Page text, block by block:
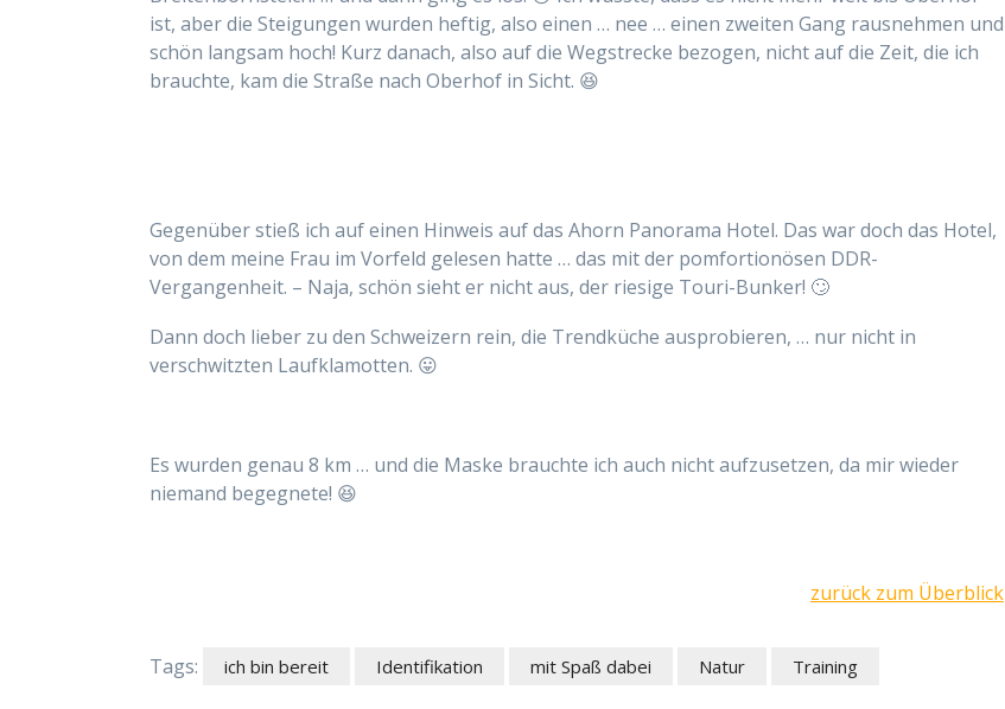
ist, aber die Steigungen wurden heftig, also einen … nee … einen zweiten Gang rausnehmen und
schön langsam hoch! Kurz danach, also auf die Wegstrecke bezogen, nicht auf die Zeit, die ich
brauchte, kam die Straße nach Oberhof in Sicht. 😆
Gegenüber stieß ich auf einen Hinweis auf das Ahorn Panorama Hotel. Das war doch das Hotel,
von dem meine Frau im Vorfeld gelesen hatte … das mit der pomfortionösen DDR-
Vergangenheit. – Naja, schön sieht er nicht aus, der riesige Touri-Bunker! 🙄
Dann doch lieber zu den Schweizern rein, die Trendküche ausprobieren, … nur nicht in
verschwitzten Laufklamotten. 😛
Es wurden genau 8 km … und die Maske brauchte ich auch nicht aufzusetzen, da mir wieder
niemand begegnete! 😆
zurück zum Überblick
Tags: ich bin bereit Identifikation mit Spaß dabei Natur Training